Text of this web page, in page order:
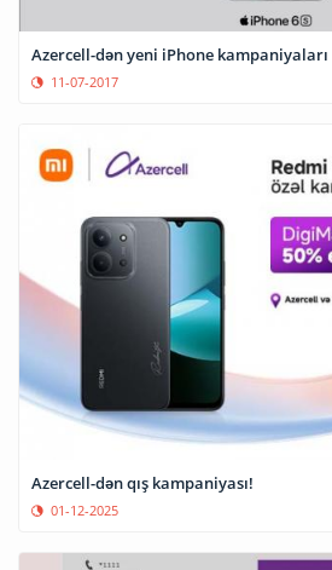
Azercell-dən yeni iPhone kampaniyaları
11-07-2017
Azercell-dən qış kampaniyası!
01-12-2025